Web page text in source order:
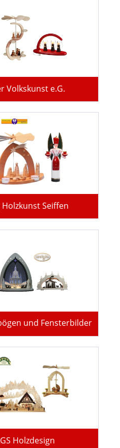
Volkskunst e.G.
Seiffen
und Fensterbilder
Holzdesign